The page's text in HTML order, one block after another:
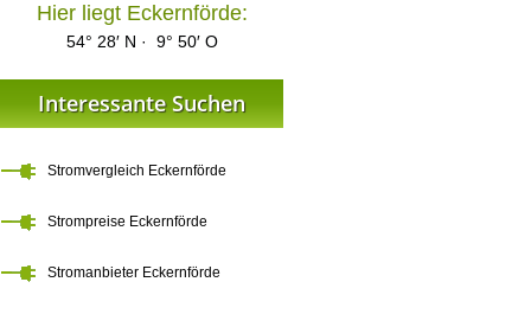
Hier liegt Eckernförde:
54° 28′ N · 9° 50′ O
Interessante Suchen
Stromvergleich Eckernförde
Strompreise Eckernförde
Stromanbieter Eckernförde